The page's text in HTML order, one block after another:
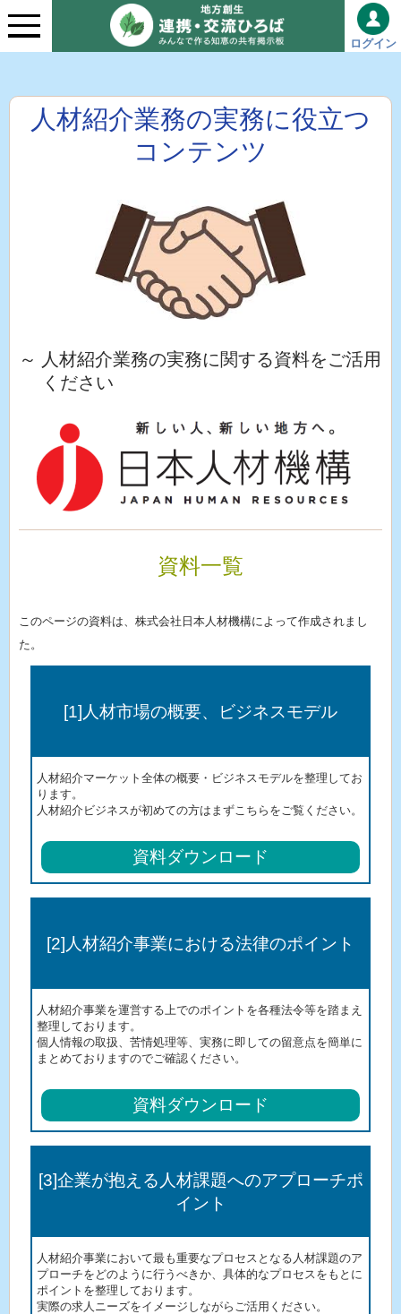
ログイン
人材紹介業務の実務に役立つ
コンテンツ
～ 人材紹介業務の実務に関する資料をご活用
ください
資料一覧
このページの資料は、株式会社日本人材機構によって作成されまし
た。
[1]人材市場の概要、ビジネスモデル
人材紹介マーケット全体の概要・ビジネスモデルを整理してお
ります。
人材紹介ビジネスが初めての方はまずこちらをご覧ください。
資料ダウンロード
[2]人材紹介事業における法律のポイント
人材紹介事業を運営する上でのポイントを各種法令等を踏まえ
整理しております。
個人情報の取扱、苦情処理等、実務に即しての留意点を簡単に
まとめておりますのでご確認ください。
資料ダウンロード
[3]企業が抱える人材課題へのアプローチポ
イント
人材紹介事業において最も重要なプロセスとなる人材課題のア
プローチをどのように行うべきか、具体的なプロセスをもとに
ポイントを整理しております。
実際の求人ニーズをイメージしながらご活用ください。